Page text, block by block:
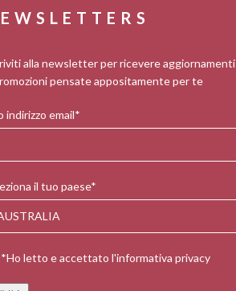
alla newsletter per ricevere aggiornamenti
pensate appositamente per te
indirizzo email*
il tuo paese*
*Ho letto e accettato l'informativa privacy